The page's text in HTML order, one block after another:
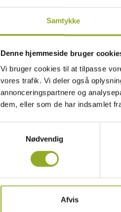
Samtykke
Denne hjemmeside bruger
Vi bruger cookies til at tilpasse
vores trafik. Vi deler også
annonceringspartnere og
dem, eller som de har indsamlet
Nødvendig
Afvis